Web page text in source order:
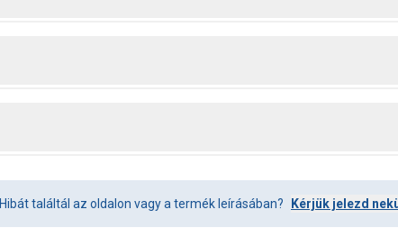
Hibát találtál az oldalon vagy a termék leírásában? Kérjük jelezd